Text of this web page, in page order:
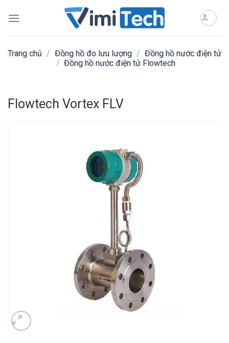
Trang chủ / Đồng hồ đo lưu lượng / Đồng hồ nước điện tử
/ Đồng hồ nước điện tử Flowtech
Flowtech Vortex FLV